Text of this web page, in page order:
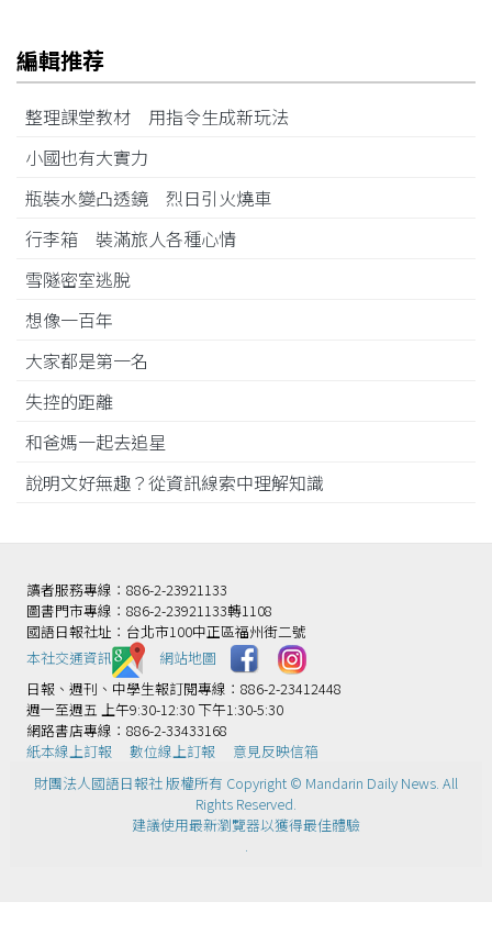
編輯推荐
整理課堂教材 用指令生成新玩法
小國也有大實力
瓶裝水變凸透鏡 烈日引火燒車
行李箱 裝滿旅人各種心情
雪隧密室逃脫
想像一百年
大家都是第一名
失控的距離
和爸媽一起去追星
說明文好無趣？從資訊線索中理解知識
讀者服務專線：886-2-23921133
圖書門市專線：886-2-23921133轉1108
國語日報社址：台北市100中正區福州街二號
本社交通資訊️
網站地圖
日報、週刊、中學生報訂閱專線：886-2-23412448
週一至週五 上午9:30-12:30 下午1:30-5:30
網路書店專線：886-2-33433168
紙本線上訂報
數位線上訂報
意見反映信箱
財團法人國語日報社 版權所有 Copyright © Mandarin Daily News. All
Rights Reserved.
建議使用最新瀏覽器以獲得最佳體驗
.